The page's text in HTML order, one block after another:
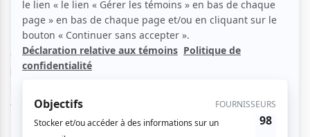
Le Cabaret New-Yorkais présente une soirée envoûtante
dédiée aux amateurs de rythmes soul et de mélodies
intemporelles. Rejoignez-nous pour une Blues & Jazz
feutrée des clubs légendaires.
Laissez-vous charmer par les performances d'artistes